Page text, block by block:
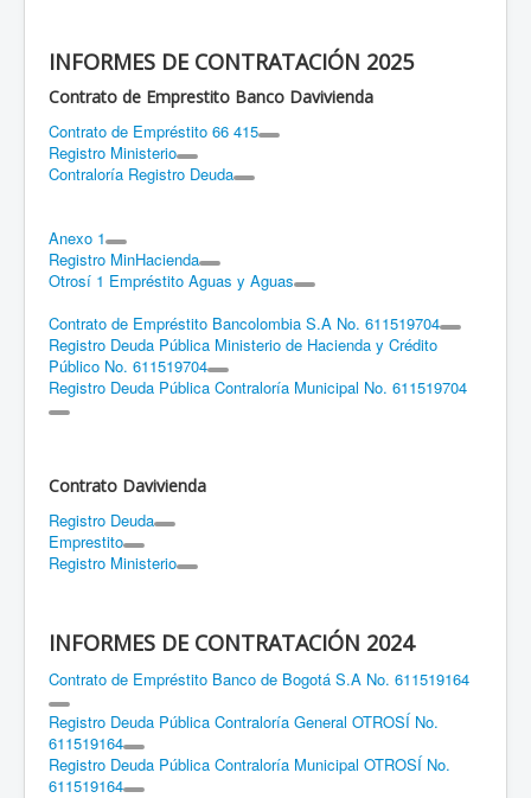
INFORMES DE CONTRATACIÓN 2025
Contrato de Emprestito Banco Davivienda
Contrato de Empréstito 66 415
Registro Ministerio
Contraloría Registro Deuda
Anexo 1
Registro MinHacienda
Otrosí 1 Empréstito Aguas y Aguas
Contrato de Empréstito Bancolombia S.A No. 611519704
Registro Deuda Pública Ministerio de Hacienda y Crédito
Público No. 611519704
Registro Deuda Pública Contraloría Municipal No. 611519704
Contrato Davivienda
Registro Deuda
Emprestito
Registro Ministerio
INFORMES DE CONTRATACIÓN 2024
Contrato de Empréstito Banco de Bogotá S.A No. 611519164
Registro Deuda Pública Contraloría General OTROSÍ No.
611519164
Registro Deuda Pública Contraloría Municipal OTROSÍ No.
611519164